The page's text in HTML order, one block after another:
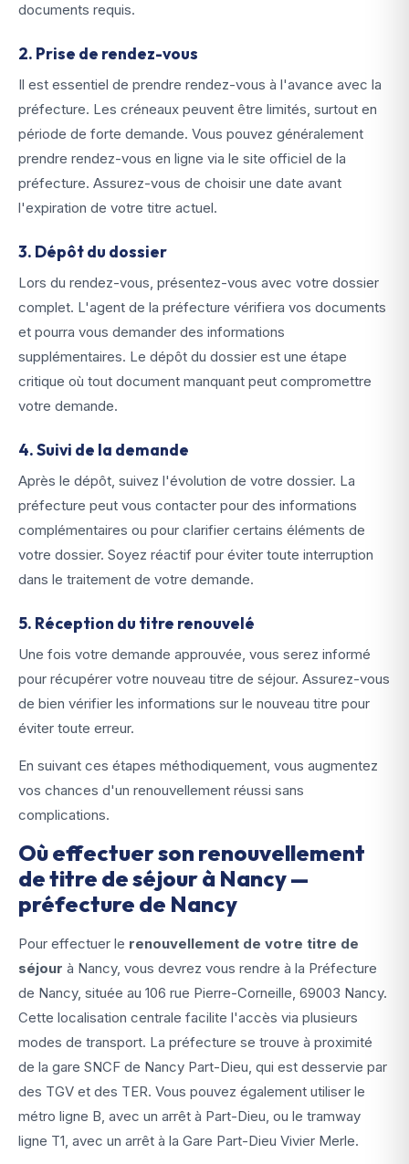
documents requis.
2. Prise de rendez-vous
Il est essentiel de prendre rendez-vous à l'avance avec la
préfecture. Les créneaux peuvent être limités, surtout en
période de forte demande. Vous pouvez généralement
prendre rendez-vous en ligne via le site officiel de la
préfecture. Assurez-vous de choisir une date avant
l'expiration de votre titre actuel.
3. Dépôt du dossier
Lors du rendez-vous, présentez-vous avec votre dossier
complet. L'agent de la préfecture vérifiera vos documents
et pourra vous demander des informations
supplémentaires. Le dépôt du dossier est une étape
critique où tout document manquant peut compromettre
votre demande.
4. Suivi de la demande
Après le dépôt, suivez l'évolution de votre dossier. La
préfecture peut vous contacter pour des informations
complémentaires ou pour clarifier certains éléments de
votre dossier. Soyez réactif pour éviter toute interruption
dans le traitement de votre demande.
5. Réception du titre renouvelé
Une fois votre demande approuvée, vous serez informé
pour récupérer votre nouveau titre de séjour. Assurez-vous
de bien vérifier les informations sur le nouveau titre pour
éviter toute erreur.
En suivant ces étapes méthodiquement, vous augmentez
vos chances d'un renouvellement réussi sans
complications.
Où effectuer son renouvellement
de titre de séjour à Nancy —
préfecture de Nancy
Pour effectuer le renouvellement de votre titre de
séjour à Nancy, vous devrez vous rendre à la Préfecture
de Nancy, située au 106 rue Pierre-Corneille, 69003 Nancy.
Cette localisation centrale facilite l'accès via plusieurs
modes de transport. La préfecture se trouve à proximité
de la gare SNCF de Nancy Part-Dieu, qui est desservie par
des TGV et des TER. Vous pouvez également utiliser le
métro ligne B, avec un arrêt à Part-Dieu, ou le tramway
ligne T1, avec un arrêt à la Gare Part-Dieu Vivier Merle.